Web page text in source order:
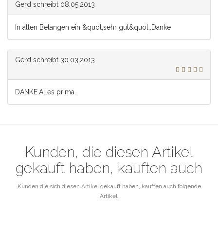
Gerd schreibt 08.05.2013
In allen Belangen ein &quot;sehr gut&quot;.Danke
Gerd schreibt 30.03.2013
DANKE.Alles prima.
Kunden, die diesen Artikel
gekauft haben, kauften auch
Kunden die sich diesen Artikel gekauft haben, kauften auch folgende
Artikel.